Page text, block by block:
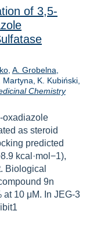
of 3,5-
A. Grobelna
Martyna K. Kubiński
Chemistry
oxadiazole
as steroid
predicted
kcal·mol−1),
Biological
9n
at 10 μM. In JEG-3